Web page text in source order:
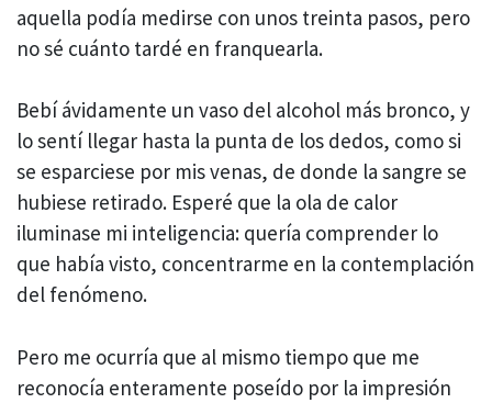
aquella podía medirse con unos treinta pasos, pero
no sé cuánto tardé en franquearla.
Bebí ávidamente un vaso del alcohol más bronco, y
lo sentí llegar hasta la punta de los dedos, como si
se esparciese por mis venas, de donde la sangre se
hubiese retirado. Esperé que la ola de calor
iluminase mi inteligencia: quería comprender lo
que había visto, concentrarme en la contemplación
del fenómeno.
Pero me ocurría que al mismo tiempo que me
reconocía enteramente poseído por la impresión